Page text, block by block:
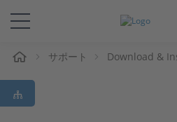
ソリューションと製品
サポート
サポート Download &